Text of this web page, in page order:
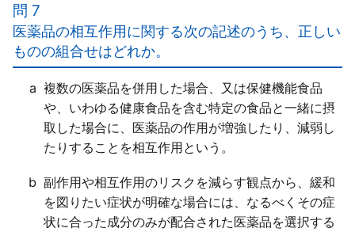
一般用医薬品は、軽度な疾病に伴う症状の改善等を図
るためのものであり、「一般の生活者が自ら」の判断
で使用するものである。
小児への使用を避けるべき医薬品を、大人の用量の半
分にして服用させるなど、安易に医薬品を使用するよ
うな場合には、特に「有害事象につながる危険性が高
い」。
ｄ○
問 7
医薬品の相互作用に関する次の記述のうち、正しい
ものの組合せはどれか。
a 複数の医薬品を併用した場合、又は保健機能食品
や、いわゆる健康食品を含む特定の食品と一緒に摂
取した場合に、医薬品の作用が増強したり、減弱し
たりすることを相互作用という。
b 副作用や相互作用のリスクを減らす観点から、緩和
を図りたい症状が明確な場合には、なるべくその症
状に合った成分のみが配合された医薬品を選択する